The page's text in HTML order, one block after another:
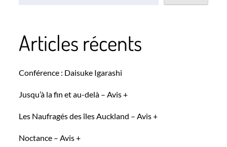
Articles récents
Conférence : Daisuke Igarashi
Jusqu’à la fin et au-delà – Avis +
Les Naufragés des îles Auckland – Avis +
Noctance – Avis +